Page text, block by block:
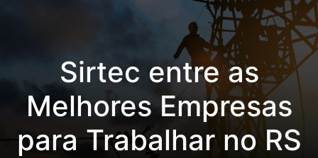
Sirtec entre as
Melhores Empresas
para Trabalhar no RS